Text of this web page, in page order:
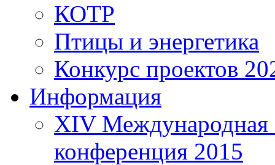
КОТР
Птицы и энергетика
Конкурс проектов
Информация
XIV Международная
конференция 2015